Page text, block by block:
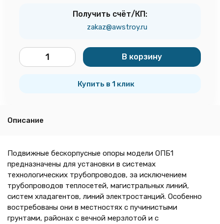
Получить счёт/КП:
zakaz@awstroy.ru
В корзину
Купить в 1 клик
Описание
Подвижные бескорпусные опоры модели ОПБ1
предназначены для установки в системах
технологических трубопроводов, за исключением
трубопроводов теплосетей, магистральных линий,
систем хладагентов, линий электростанций. Особенно
востребованы они в местностях с пучинистыми
грунтами, районах с вечной мерзлотой и с